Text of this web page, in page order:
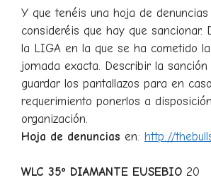
Y que tenéis una hoja de
consideréis que hay que sancionar.
la LIGA en la que se ha cometido
jornada exacta. Describir la
guardar los pantallazos para en
requerimiento ponerlos a
organización.
Hoja de denuncias en: http://
WLC 35º DIAMANTE EUSEBIO 20